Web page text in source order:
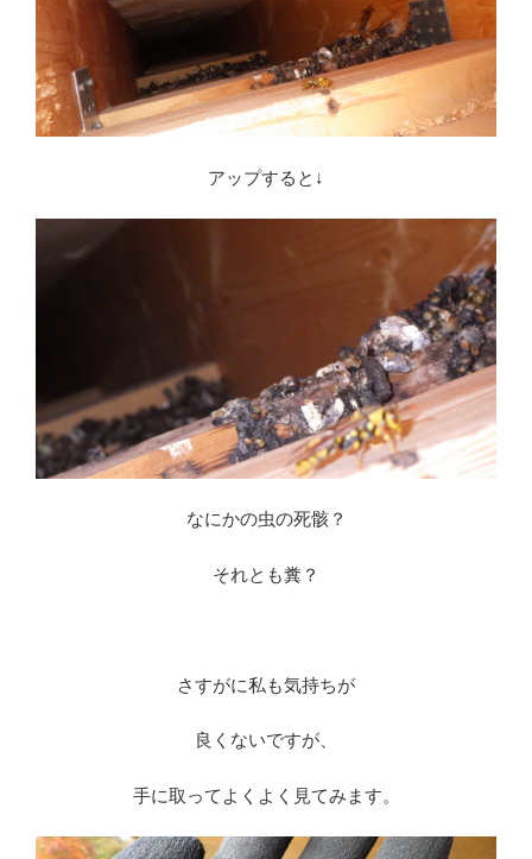
アップすると↓
なにかの虫の死骸？
それとも糞？
さすがに私も気持ちが
良くないですが、
手に取ってよくよく見てみます。